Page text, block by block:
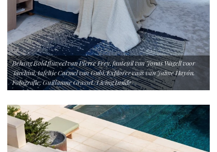
Behang Bold fluweel van Pierre Frey, fauteuil van Jonas Wagell voor
Tacchini, tafeltje Carmel van Gubi, Explorer vaas van Jaime Hayón.
Fotografie: Guillaume Grasset/Living Inside